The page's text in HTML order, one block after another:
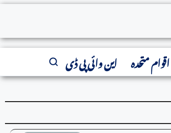
اقوام متحدہ این وائی پی ڈی